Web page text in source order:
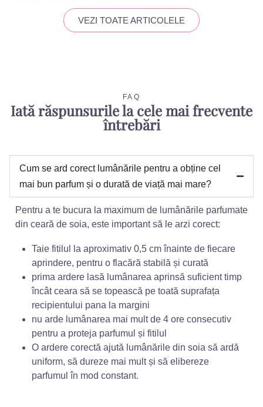
VEZI TOATE ARTICOLELE
FAQ
Iată răspunsurile la cele mai frecvente
întrebări
Cum se ard corect lumânările pentru a obține cel
mai bun parfum și o durată de viață mai mare?
Pentru a te bucura la maximum de lumânările parfumate
din ceară de soia, este important să le arzi corect:
Taie fitilul la aproximativ 0,5 cm înainte de fiecare
aprindere, pentru o flacără stabilă și curată
prima ardere lasă lumânarea aprinsă suficient timp
încât ceara să se topească pe toată suprafața
recipientului pana la margini
nu arde lumânarea mai mult de 4 ore consecutiv
pentru a proteja parfumul și fitilul
O ardere corectă ajută lumânările din soia să ardă
uniform, să dureze mai mult și să elibereze
parfumul în mod constant.